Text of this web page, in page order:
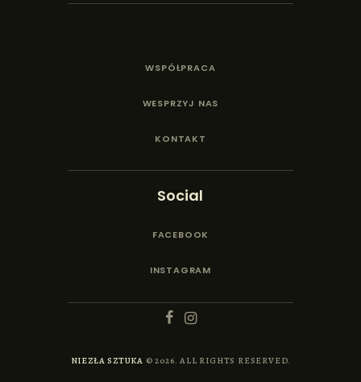
WSPÓŁPRACA
WESPRZYJ NAS
KONTAKT
Social
FACEBOOK
INSTAGRAM
NIEZŁA SZTUKA © 2026. ALL RIGHTS RESERVED.